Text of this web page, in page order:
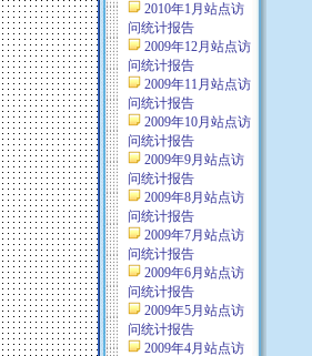
2010年1月站点访
问统计报告
2009年12月站点访
问统计报告
2009年11月站点访
问统计报告
2009年10月站点访
问统计报告
2009年9月站点访
问统计报告
2009年8月站点访
问统计报告
2009年7月站点访
问统计报告
2009年6月站点访
问统计报告
2009年5月站点访
问统计报告
2009年4月站点访